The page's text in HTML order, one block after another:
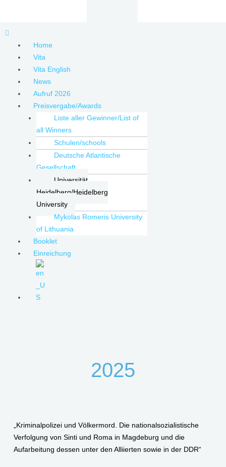
springen
Menu
Home
Vita
Vita English
News
Aufruf 2026
Preisvergabe/Awards
Liste aller Gewinner/List of
all Winners
Schulen/schools
Deutsche Atlantische
Gesellschaft
Universität
Heidelberg/Heidelberg
University
Mykolas Romeris University
of Lithuania
Booklet
Einreichung
2025
„Kriminalpolizei und Völkermord. Die nationalsozialistische
Verfolgung von Sinti und Roma in Magdeburg und die
Aufarbeitung dessen unter den Alliierten sowie in der DDR“